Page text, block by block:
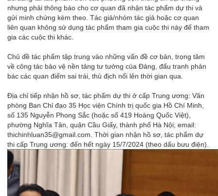
nhưng phải thông báo cho cơ quan đã nhận tác phẩm dự thi và
gửi minh chứng kèm theo. Tác giả/nhóm tác giả hoặc cơ quan
liên quan không sử dụng tác phẩm tham gia cuộc thi này để tham
gia các cuộc thi khác.
Chủ đề tác phẩm tập trung vào những vấn đề cơ bản, trọng tâm
về công tác bảo vệ nền tảng tư tưởng của Đảng, đấu tranh phản
bác các quan điểm sai trái, thù địch nổi lên thời gian qua.
Địa chỉ tiếp nhận hồ sơ, tác phẩm dự thi ở cấp Trung ương: Văn
phòng Ban Chỉ đạo 35 Học viện Chính trị quốc gia Hồ Chí Minh,
số 135 Nguyễn Phong Sắc (hoặc số 419 Hoàng Quốc Việt),
phường Nghĩa Tân, quận Cầu Giấy, thành phố Hà Nội; email:
thichinhluan35@gmail.com. Thời gian nhận hồ sơ, tác phẩm dự
thi cấp Trung ương: đến hết ngày 15/7/2024 (theo dấu bưu điện).